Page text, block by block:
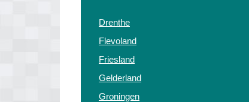
Drenthe
Flevoland
Friesland
Gelderland
Groningen